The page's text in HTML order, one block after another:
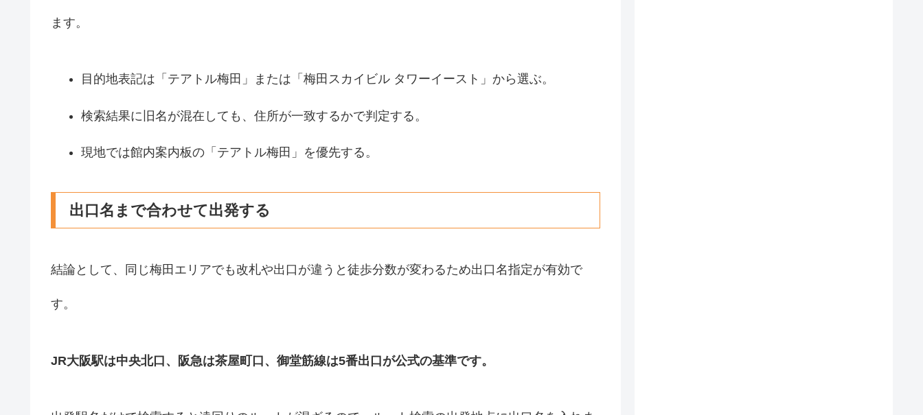
ます。
目的地表記は「テアトル梅田」または「梅田スカイビル タワーイースト」から選ぶ。
検索結果に旧名が混在しても、住所が一致するかで判定する。
現地では館内案内板の「テアトル梅田」を優先する。
出口名まで合わせて出発する
結論として、同じ梅田エリアでも改札や出口が違うと徒歩分数が変わるため出口名指定が有効で
す。
JR大阪駅は中央北口、阪急は茶屋町口、御堂筋線は5番出口が公式の基準です。